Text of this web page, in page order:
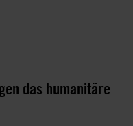
das humanitäre